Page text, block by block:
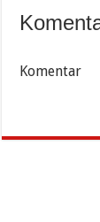
Komentar